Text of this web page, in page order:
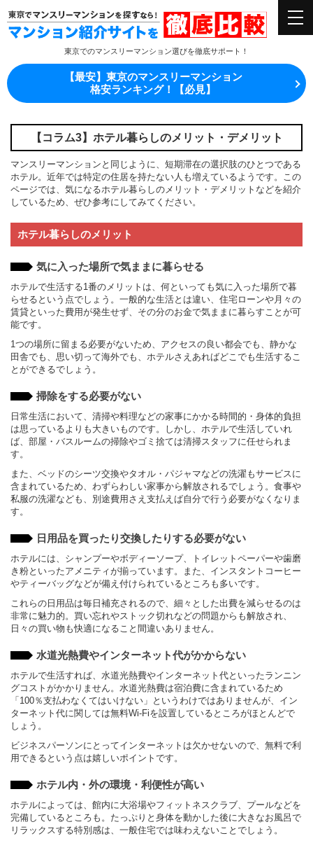
東京でのマンスリーマンション選びを徹底サポート！
【最安】東京のマンスリーマンション
格安ランキング！【必見】
【コラム3】ホテル暮らしのメリット・デメリット
マンスリーマンションと同じように、短期滞在の選択肢のひとつである
ホテル。近年では特定の住居を持たない人も増えているようです。この
ページでは、気になるホテル暮らしのメリット・デメリットなどを紹介
しているため、ぜひ参考にしてみてください。
ホテル暮らしのメリット
気に入った場所で気ままに暮らせる
ホテルで生活する1番のメリットは、何といっても気に入った場所で暮
らせるという点でしょう。一般的な生活とは違い、住宅ローンや月々の
賃貸といった費用が発生せず、その分のお金で気ままに暮らすことが可
能です。
1つの場所に留まる必要がないため、アクセスの良い都会でも、静かな
田舎でも、思い切って海外でも、ホテルさえあればどこでも生活するこ
とができるでしょう。
掃除をする必要がない
日常生活において、清掃や料理などの家事にかかる時間的・身体的負担
は思っているよりも大きいものです。しかし、ホテルで生活していれ
ば、部屋・バスルームの掃除やゴミ捨ては清掃スタッフに任せられま
す。
また、ベッドのシーツ交換やタオル・パジャマなどの洗濯もサービスに
含まれているため、わずらわしい家事から解放されるでしょう。食事や
私服の洗濯なども、別途費用さえ支払えば自分で行う必要がなくなりま
す。
日用品を買ったり交換したりする必要がない
ホテルには、シャンプーやボディーソープ、トイレットペーパーや歯磨
き粉といったアメニティが揃っています。また、インスタントコーヒー
やティーバッグなどが備え付けられているところも多いです。
これらの日用品は毎日補充されるので、細々とした出費を減らせるのは
非常に魅力的。買い忘れやストック切れなどの問題からも解放され、
日々の買い物も快適になること間違いありません。
水道光熱費やインターネット代がかからない
ホテルで生活すれば、水道光熱費やインターネット代といったランニン
グコストがかかりません。水道光熱費は宿泊費に含まれているため
「100％支払わなくてはいけない」というわけではありませんが、イン
ターネット代に関しては無料Wi-Fiを設置しているところがほとんどで
しょう。
ビジネスパーソンにとってインターネットは欠かせないので、無料で利
用できるという点は嬉しいポイントです。
ホテル内・外の環境・利便性が高い
ホテルによっては、館内に大浴場やフィットネスクラブ、プールなどを
完備しているところも。たっぷりと身体を動かした後に大きなお風呂で
リラックスする特別感は、一般住宅では味わえないことでしょう。